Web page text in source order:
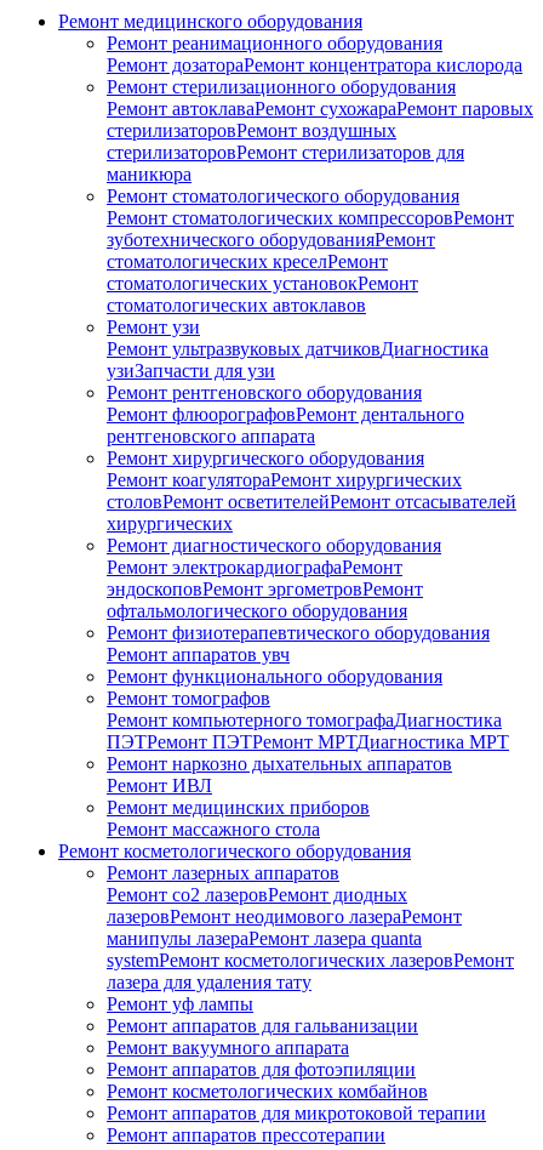
Ремонт медицинского оборудования
Ремонт реанимационного оборудования
Ремонт дозатораРемонт концентратора кислорода
Ремонт стерилизационного оборудования
Ремонт автоклаваРемонт сухожараРемонт паровых
стерилизаторовРемонт воздушных
стерилизаторовРемонт стерилизаторов для
маникюра
Ремонт стоматологического оборудования
Ремонт стоматологических компрессоровРемонт
зуботехнического оборудованияРемонт
стоматологических креселРемонт
стоматологических установокРемонт
стоматологических автоклавов
Ремонт узи
Ремонт ультразвуковых датчиковДиагностика
узиЗапчасти для узи
Ремонт рентгеновского оборудования
Ремонт флюорографовРемонт дентального
рентгеновского аппарата
Ремонт хирургического оборудования
Ремонт коагулятораРемонт хирургических
столовРемонт осветителейРемонт отсасывателей
хирургических
Ремонт диагностического оборудования
Ремонт электрокардиографаРемонт
эндоскоповРемонт эргометровРемонт
офтальмологического оборудования
Ремонт физиотерапевтического оборудования
Ремонт аппаратов увч
Ремонт функционального оборудования
Ремонт томографов
Ремонт компьютерного томографаДиагностика
ПЭТРемонт ПЭТРемонт МРТДиагностика МРТ
Ремонт наркозно дыхательных аппаратов
Ремонт ИВЛ
Ремонт медицинских приборов
Ремонт массажного стола
Ремонт косметологического оборудования
Ремонт лазерных аппаратов
Ремонт co2 лазеровРемонт диодных
лазеровРемонт неодимового лазераРемонт
манипулы лазераРемонт лазера quanta
systemРемонт косметологических лазеровРемонт
лазера для удаления тату
Ремонт уф лампы
Ремонт аппаратов для гальванизации
Ремонт вакуумного аппарата
Ремонт аппаратов для фотоэпиляции
Ремонт косметологических комбайнов
Ремонт аппаратов для микротоковой терапии
Ремонт аппаратов прессотерапии